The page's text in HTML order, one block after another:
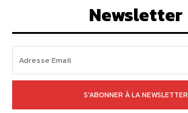
Newsletter
S'ABONNER À LA NEWSLETTER